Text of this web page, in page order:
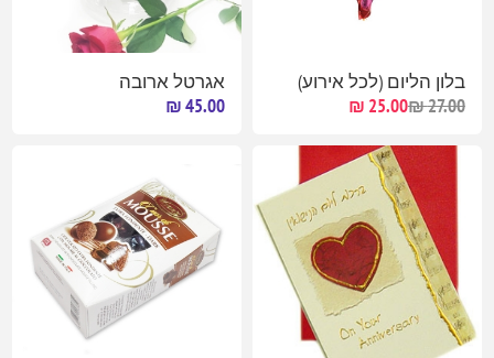
בלון הליום (לכל אירוע)
27.00 ₪
25.00 ₪
אגרטל ארובה
45.00 ₪